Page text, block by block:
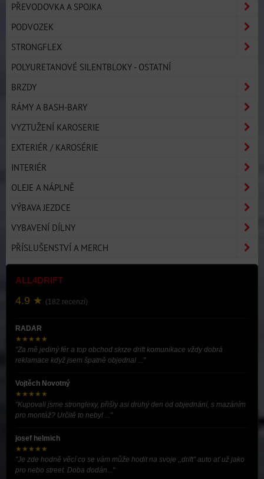
PŘEVODOVKA A SPOJKA
PODVOZEK
STRONGFLEX
POLYURETANOVÉ SILENTBLOKY - OSTATNÍ
BRZDY
RÁMY A BASH-BARY
VYZTUŽENÍ KAROSERIE
EXTERIÉR / KAROSÉRIE
INTERIÉR
OLEJE A NÁPLNĚ
VÝBAVA JEZDCE
VYBAVENÍ DÍLNY
PŘÍSLUŠENSTVÍ A MERCH
ALL4DRIFT
4.9 ★ (182 recenzí)
RADAR
★★★★★
"Za mě jediný fér a top obchod skrze drift komunikace vždy dobrá
reklamace když jsem špatně objednal ..."
Vojtěch Novotný
★★★★★
"Kupovali jsme stronglexy, přišly asi druhý den od objednání, s mazáním
pro montáž? Určitě to nebyl ..."
josef helmich
★★★★★
"Je zde hodně věcí co se vám může hodit na svoje ,,drift” auto ať už jako
pro nebo street. Doba dodán..."